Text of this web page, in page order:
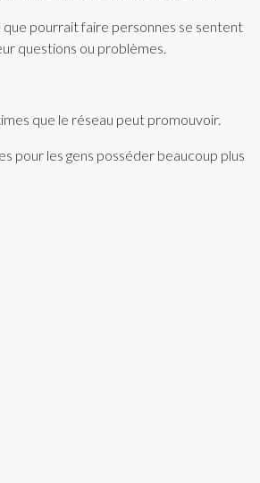
pourrait faire personnes se sentent
questions ou problèmes.
que le réseau peut promouvoir.
pour les gens posséder beaucoup plus